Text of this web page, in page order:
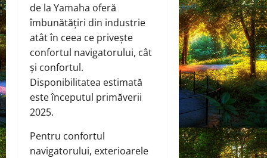
de la Yamaha oferă
îmbunătățiri din industrie
atât în ​​ceea ce privește
confortul navigatorului, cât
și confortul.
Disponibilitatea estimată
este începutul primăverii
2025.
Pentru confortul
navigatorului, exterioarele